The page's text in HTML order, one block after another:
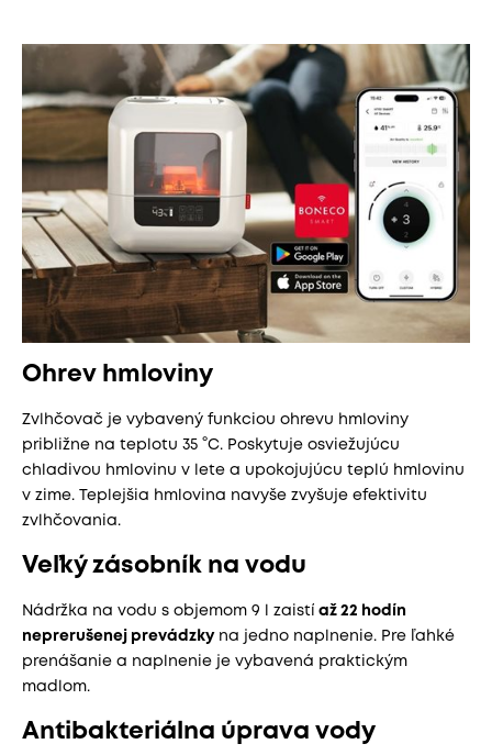
Ohrev hmloviny
​Zvlhčovač je vybavený funkciou ohrevu hmloviny
približne na teplotu 35 °C. Poskytuje osviežujúcu
chladivou hmlovinu v lete a upokojujúcu teplú hmlovinu
v zime. Teplejšia hmlovina navyše zvyšuje efektivitu
zvlhčovania.
Veľký zásobník na vodu
Nádržka na vodu s objemom 9 l zaistí až 22 hodín
neprerušenej prevádzkyna jedno naplnenie. Pre ľahké
prenášanie a naplnenie je vybavená praktickým
madlom.
Antibakteriálna úprava vody